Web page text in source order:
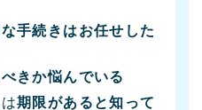
手続きはお任せした
きか悩んでいる
期限があると知って